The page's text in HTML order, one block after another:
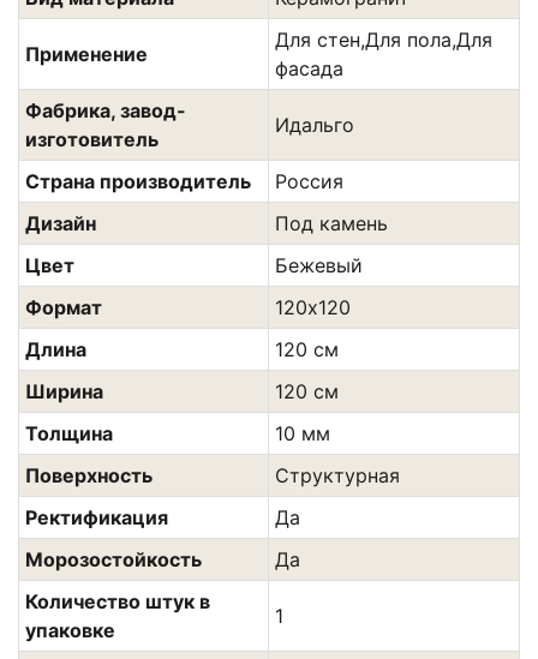
Применение
Для стен,Для пола,Для
фасада
Фабрика, завод-
изготовитель
Идальго
Страна производитель
Россия
Дизайн
Под камень
Цвет
Бежевый
Формат
120х120
Длина
120 см
Ширина
120 см
Толщина
10 мм
Поверхность
Структурная
Ректификация
Да
Морозостойкость
Да
Количество штук в
упаковке
1